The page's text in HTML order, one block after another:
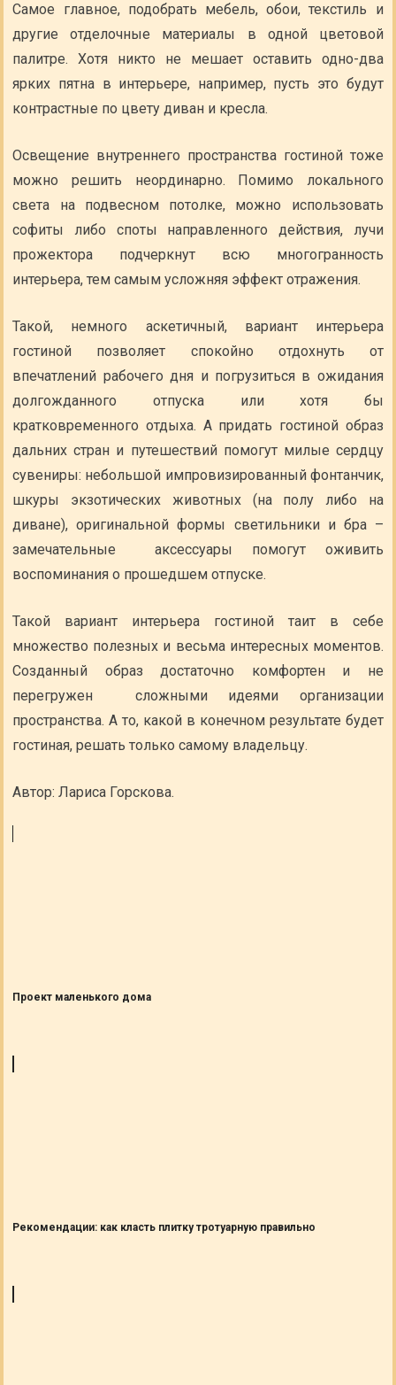
Самое главное, подобрать мебель, обои, текстиль и
другие отделочные материалы в одной цветовой
палитре. Хотя никто не мешает оставить одно-два
ярких пятна в интерьере, например, пусть это будут
контрастные по цвету диван и кресла.
Освещение внутреннего пространства гостиной тоже
можно решить неординарно. Помимо локального
света на подвесном потолке, можно использовать
софиты либо споты направленного действия, лучи
прожектора подчеркнут всю многогранность
интерьера, тем самым усложняя эффект отражения.
Такой, немного аскетичный, вариант интерьера
гостиной позволяет спокойно отдохнуть от
впечатлений рабочего дня и погрузиться в ожидания
долгожданного отпуска или хотя бы
кратковременного отдыха. А придать гостиной образ
дальних стран и путешествий помогут милые сердцу
сувениры: небольшой импровизированный фонтанчик,
шкуры экзотических животных (на полу либо на
диване), оригинальной формы светильники и бра –
замечательные аксессуары помогут оживить
воспоминания о прошедшем отпуске.
Такой вариант интерьера гостиной таит в себе
множество полезных и весьма интересных моментов.
Созданный образ достаточно комфортен и не
перегружен сложными идеями организации
пространства. А то, какой в конечном результате будет
гостиная, решать только самому владельцу.
Автор: Лариса Горскова.
Проект маленького дома
Рекомендации: как класть плитку тротуарную правильно